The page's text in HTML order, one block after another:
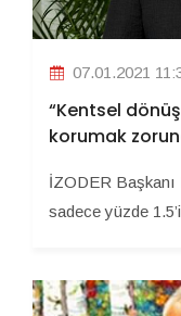
07.01.2021
“Kentsel
korumak
İZODER Başkanı
sadece yüzde